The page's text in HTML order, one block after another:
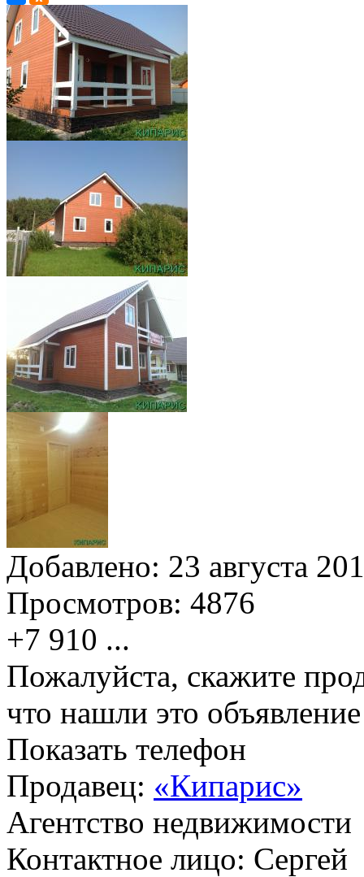
Добавлено: 23 августа
Просмотров: 4876
+7 910 ...
Пожалуйста, скажите
что нашли это
Показать телефон
Продавец: «Кипарис»
Агентство недвижимости
Контактное лицо: Сергей